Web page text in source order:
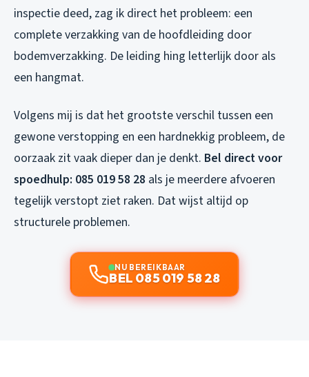
inspectie deed, zag ik direct het probleem: een
complete verzakking van de hoofdleiding door
bodemverzakking. De leiding hing letterlijk door als
een hangmat.
Volgens mij is dat het grootste verschil tussen een
gewone verstopping en een hardnekkig probleem, de
oorzaak zit vaak dieper dan je denkt. Bel direct voor
spoedhulp: 085 019 58 28 als je meerdere afvoeren
tegelijk verstopt ziet raken. Dat wijst altijd op
structurele problemen.
NU BEREIKBAAR
BEL 085 019 58 28